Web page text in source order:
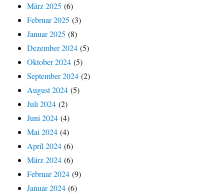
März 2025 (6)
Februar 2025 (3)
Januar 2025 (8)
Dezember 2024 (5)
Oktober 2024 (5)
September 2024 (2)
August 2024 (5)
Juli 2024 (2)
Juni 2024 (4)
Mai 2024 (4)
April 2024 (6)
März 2024 (6)
Februar 2024 (9)
Januar 2024 (6)